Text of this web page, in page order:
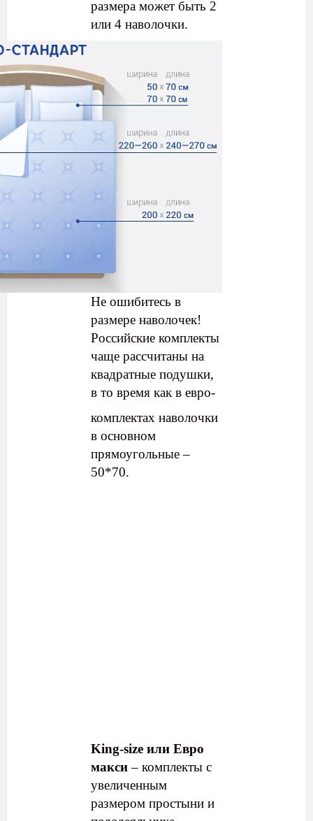
размера может быть 2
или 4 наволочки.
Не ошибитесь в
размере наволочек!
Российские комплекты
чаще рассчитаны на
квадратные подушки,
в то время как в евро-
комплектах наволочки
в основном
прямоугольные –
50*70.
King-size или Евро
макси– комплекты с
увеличенным
размером простыни и